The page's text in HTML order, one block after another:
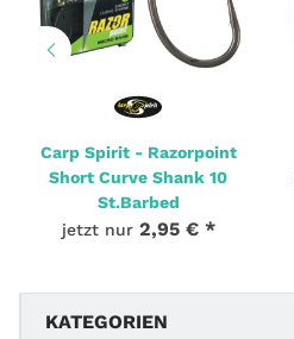
Carp Spirit - Razorpoint
Short Curve Shank 10
St.Barbed
jetzt nur 2,95 € *
KATEGORIEN